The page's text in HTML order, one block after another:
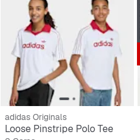
adidas Originals
Loose Pinstripe Polo Tee